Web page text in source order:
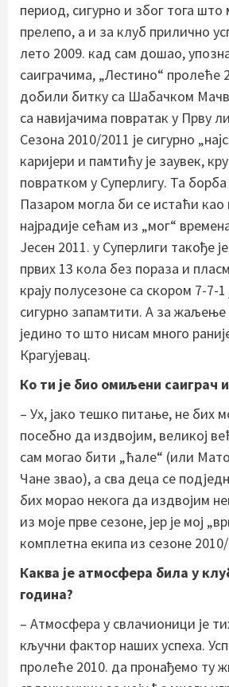
период, сигурно и због тога што
прелепо, а и за клуб прилично
лето 2009. кад сам дошао,
саиграчима, „Лестино“ пролеће
добили битку са Шабачком
са навијачима повратак у Прву
Сезона 2010/2011 је сигурно
каријери и памтићу је заувек,
повратком у Суперлигу. Та
Пазаром могла би се истаћи као
најрадије сећам из „мог“
Јесен 2011. у Суперлиги такође
првих 13 кола без пораза и
крају полусезоне са скором 7-7-
сигурно запамтити. А за жаљење
једино то што нисам много
Крагујевац.
Ко ти је био омиљени саиграч
– Ух, јако тешко питање, не бих
посебно да издвојим, великој
сам могао бити „ћале“ (или
Чане звао), а сва деца се
бих морао некога да издвојим
из моје прве сезоне, јер је мој
комплетна екипа из сезоне
Каква је атмосфера била у
година?
– Атмосфера у свлачионици је
кључни фактор наших успеха.
пролеће 2010. да пронађемо ту